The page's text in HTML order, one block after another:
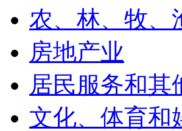
农、林、牧、
房地产业
居民服务和其
文化、体育和